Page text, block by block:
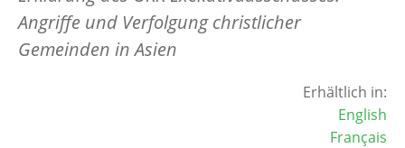
Angriffe und Verfolgung christlicher
Gemeinden in Asien
Erhältlich in:
English
Français